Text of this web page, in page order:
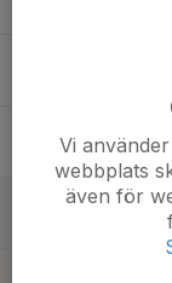
Vi
webbplats
även för